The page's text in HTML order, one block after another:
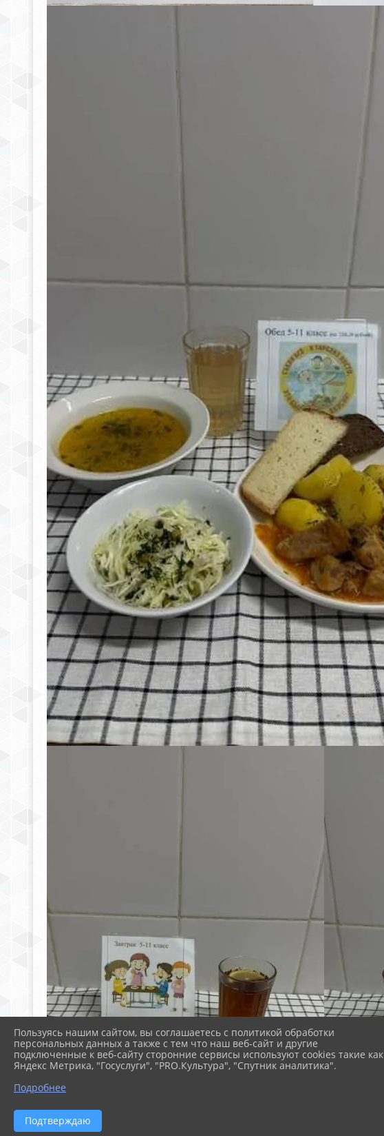
Пользуясь нашим сайтом, вы соглашаетесь с политикой обработки
персональных данных а также с тем что наш веб-сайт и другие
подключенные к веб-сайту сторонние сервисы используют cookies такие как
Яндекс Метрика, "Госуслуги", "PRO.Культура", "Спутник аналитика".
Подробнее
Подтверждаю